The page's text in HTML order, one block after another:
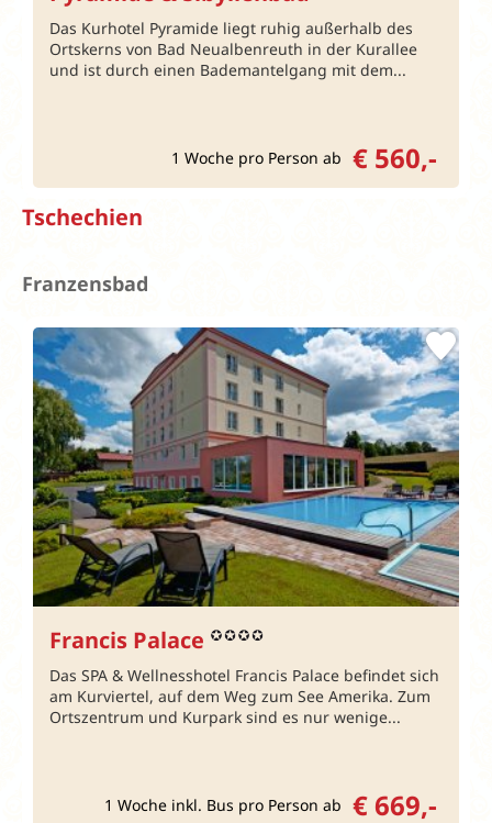
Das Kurhotel Pyramide liegt ruhig außerhalb des
Ortskerns von Bad Neualbenreuth in der Kurallee
und ist durch einen Bademantelgang mit dem...
1 Woche pro Person ab € 560,-
Tschechien
Franzensbad
Francis Palace
Das SPA & Wellnesshotel Francis Palace befindet sich
am Kurviertel, auf dem Weg zum See Amerika. Zum
Ortszentrum und Kurpark sind es nur wenige...
1 Woche inkl. Bus pro Person ab € 669,-